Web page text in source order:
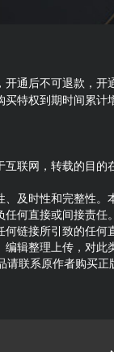
通后不可退款，
特权到期时间累计
联网，转载的目
及时性和完整性
何直接或间接责
链接所引致的任
辑整理上传，对
请联系原作者购买